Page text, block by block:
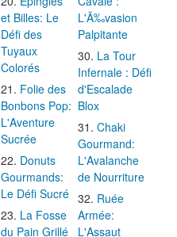
et Billes: Le
Défi des
Tuyaux
Colorés
Folie des
Bonbons Pop:
L'Aventure
Sucrée
Donuts
Gourmands:
Le Défi Sucré
La Fosse
du Pain Grillé
L'Ã‰vasion
Palpitante
La Tour
Infernale : Défi
d'Escalade
Blox
Chaki
Gourmand:
L'Avalanche
de Nourriture
Ruée
Armée:
L'Assaut